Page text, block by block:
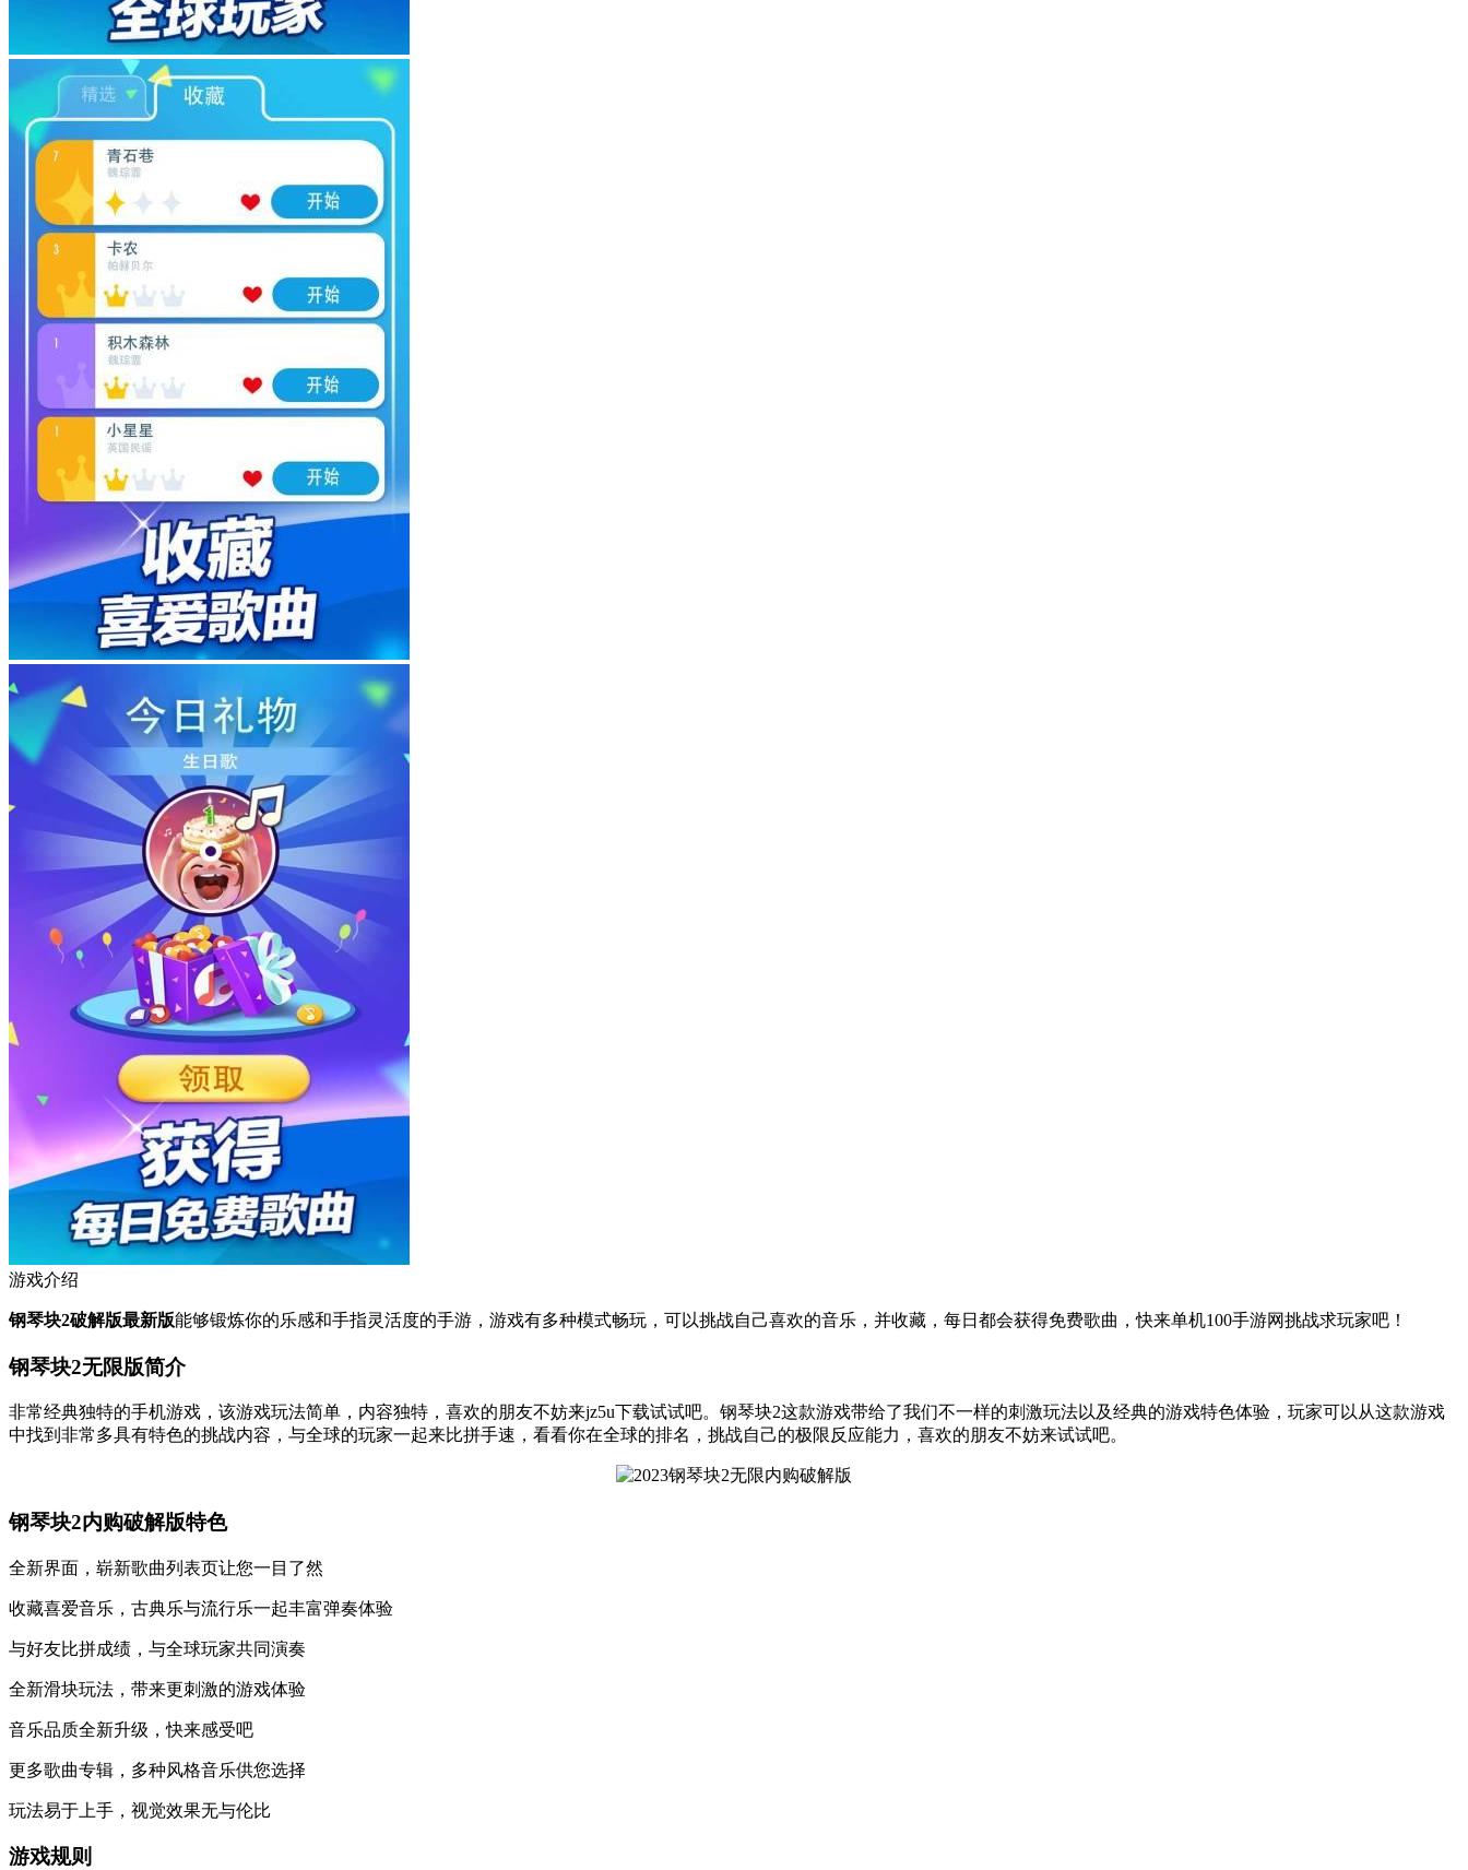
游戏介绍
钢琴块2破解版最新版能够锻炼你的乐感和手指灵活度的手游，游戏有多种模式畅玩，可以挑战自己喜欢的音乐，并收藏，每日都会获得免费歌曲，快来单机100手游网挑战求玩家吧！
钢琴块2无限版简介
非常经典独特的手机游戏，该游戏玩法简单，内容独特，喜欢的朋友不妨来jz5u下载试试吧。钢琴块2这款游戏带给了我们不一样的刺激玩法以及经典的游戏特色体验，玩家可以从这款游戏
中找到非常多具有特色的挑战内容，与全球的玩家一起来比拼手速，看看你在全球的排名，挑战自己的极限反应能力，喜欢的朋友不妨来试试吧。
钢琴块2内购破解版特色
全新界面，崭新歌曲列表页让您一目了然
收藏喜爱音乐，古典乐与流行乐一起丰富弹奏体验
与好友比拼成绩，与全球玩家共同演奏
全新滑块玩法，带来更刺激的游戏体验
音乐品质全新升级，快来感受吧
更多歌曲专辑，多种风格音乐供您选择
玩法易于上手，视觉效果无与伦比
游戏规则